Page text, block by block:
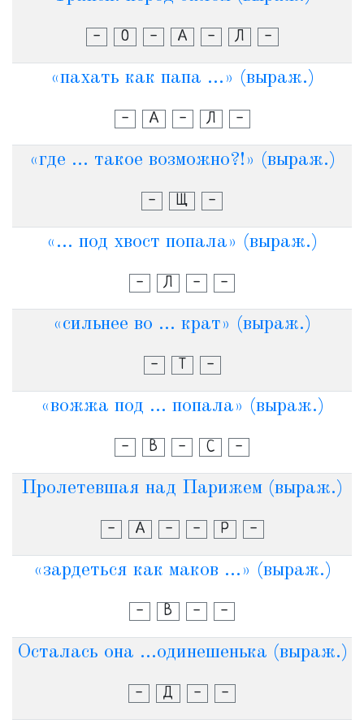
- О - А - Л -
«пахать как папа ...» (выраж.)
- А - Л -
«где ... такое возможно?!» (выраж.)
- Щ -
«... под хвост попала» (выраж.)
- Л - -
«сильнее во ... крат» (выраж.)
- Т -
«вожжа под ... попала» (выраж.)
- В - С -
Пролетевшая над Парижем (выраж.)
- А - - Р -
«зардеться как маков ...» (выраж.)
- В - -
Осталась она ...одинешенька (выраж.)
- Д - -